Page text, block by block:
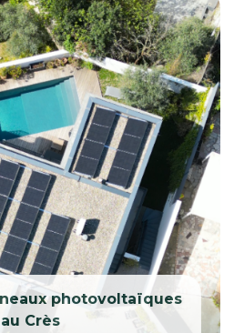
photovoltaïques
au Crès